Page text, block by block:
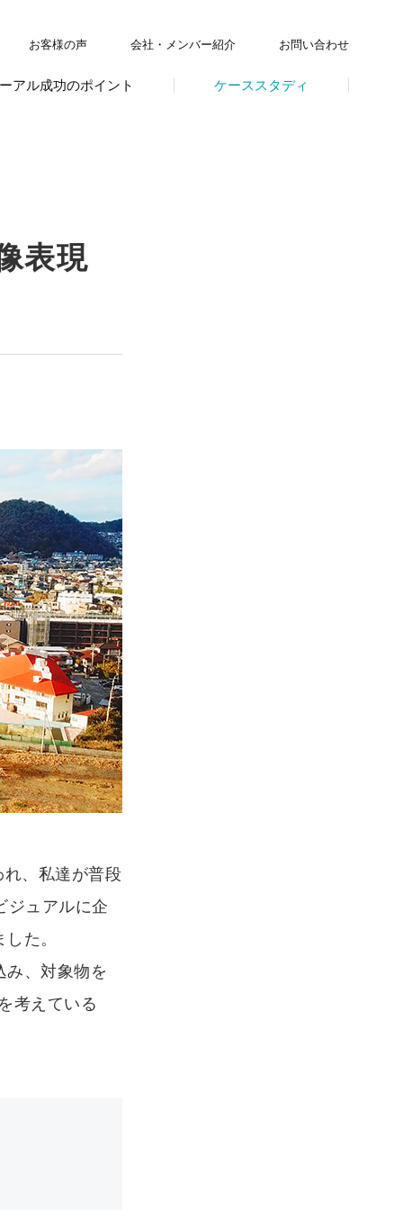
お客様の声 会社・メンバー紹介 お問い合わせ
アル成功のポイント ケーススタディ
表現
、私達が普段
ジュアルに企
た。
み、対象物を
考えている